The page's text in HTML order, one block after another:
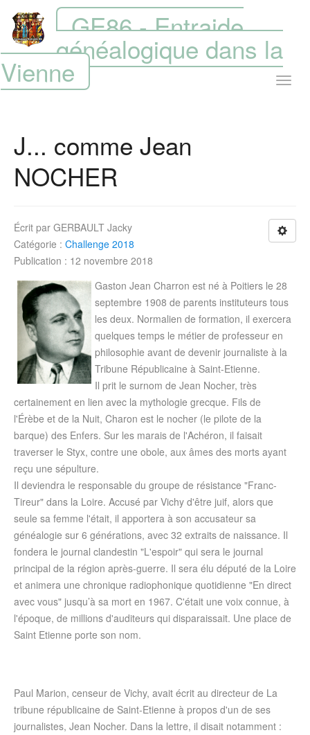
GE86 - Entraide
généalogique dans la
Vienne
J... comme Jean
NOCHER
Écrit par GERBAULT Jacky
Catégorie : Challenge 2018
Publication : 12 novembre 2018
Gaston Jean Charron est né à Poitiers le 28
septembre 1908 de parents instituteurs tous
les deux. Normalien de formation, il exercera
quelques temps le métier de professeur en
philosophie avant de devenir journaliste à la
Tribune Républicaine à Saint-Etienne.
Il prit le surnom de Jean Nocher, très
certainement en lien avec la mythologie grecque. Fils de
l'Érèbe et de la Nuit, Charon est le nocher (le pilote de la
barque) des Enfers. Sur les marais de l'Achéron, il faisait
traverser le Styx, contre une obole, aux âmes des morts ayant
reçu une sépulture.
Il deviendra le responsable du groupe de résistance "Franc-
Tireur" dans la Loire. Accusé par Vichy d'être juif, alors que
seule sa femme l'était, il apportera à son accusateur sa
généalogie sur 6 générations, avec 32 extraits de naissance. Il
fondera le journal clandestin "L'espoir" qui sera le journal
principal de la région après-guerre. Il sera élu député de la Loire
et animera une chronique radiophonique quotidienne "En direct
avec vous" jusqu’à sa mort en 1967. C'était une voix connue, à
l'époque, de millions d'auditeurs qui disparaissait. Une place de
Saint Etienne porte son nom.
Paul Marion, censeur de Vichy, avait écrit au directeur de La
tribune républicaine de Saint-Etienne à propos d'un de ses
journalistes, Jean Nocher. Dans la lettre, il disait notamment :